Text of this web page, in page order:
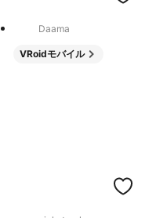
Daama
VRoidモバイル